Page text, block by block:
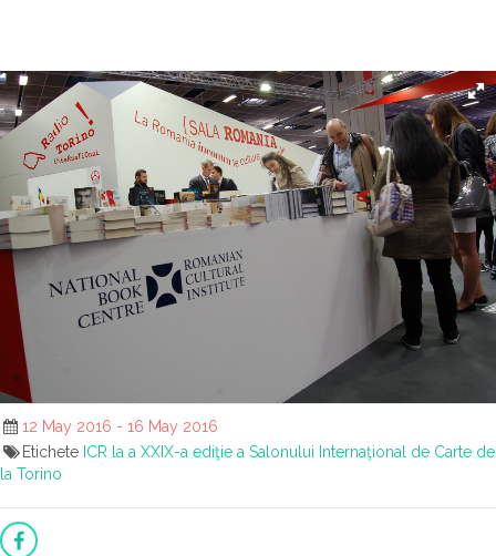
12 May 2016 - 16 May 2016
Etichete ICR la a XXIX-a ediţie a Salonului Internaţional de Carte de
la Torino